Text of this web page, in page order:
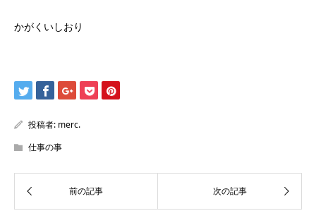
かがくいしおり
投稿者: merc.
仕事の事